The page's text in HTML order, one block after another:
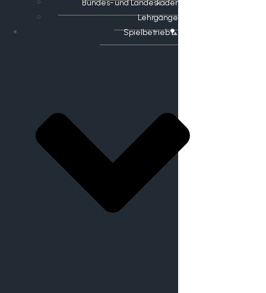
Bundes- und Landeskader
Lehrgänge
Spielbetrieb🏸